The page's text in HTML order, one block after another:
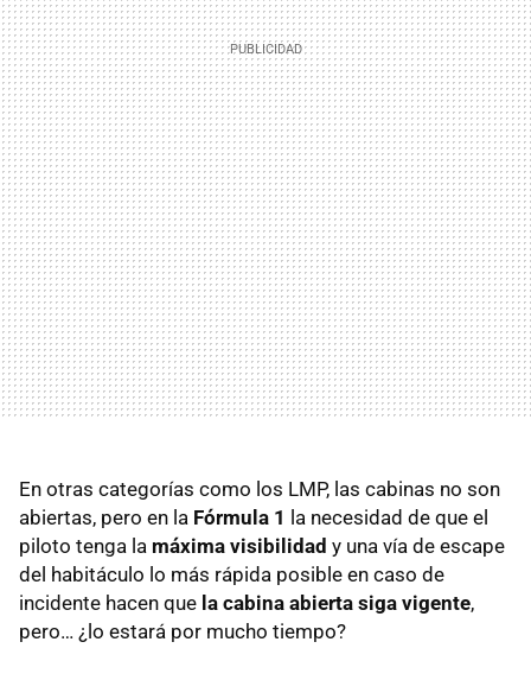
En otras categorías como los LMP, las cabinas no son
abiertas, pero en la Fórmula 1 la necesidad de que el
piloto tenga la máxima visibilidad y una vía de escape
del habitáculo lo más rápida posible en caso de
incidente hacen que la cabina abierta siga vigente,
pero… ¿lo estará por mucho tiempo?